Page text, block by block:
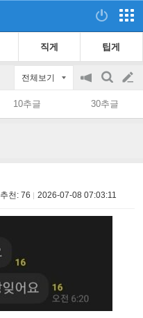
직게 팁게
전체보기
공
지
on/off
검
색
글
쓰
10추글 30추글
추천: 76 2026-07-08 07:03:11